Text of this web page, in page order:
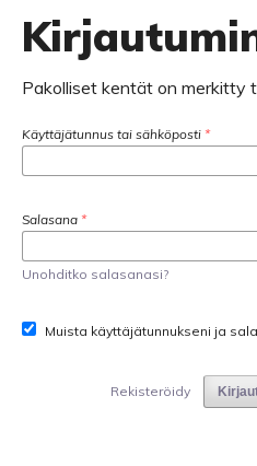
Pakolliset kentät on merkitty
Käyttäjätunnus tai sähköposti *
Salasana *
Unohditko salasanasi?
Muista käyttäjätunnukseni ja
Rekisteröidy